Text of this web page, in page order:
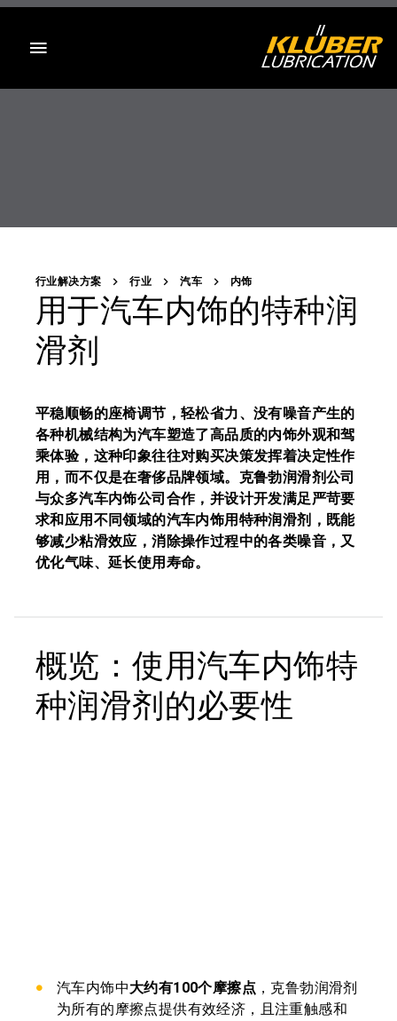
行业解决方案 行业 汽车 内饰
用于汽车内饰的特种润
滑剂
平稳顺畅的座椅调节，轻松省力、没有噪音产生的
各种机械结构为汽车塑造了高品质的内饰外观和驾
乘体验，这种印象往往对购买决策发挥着决定性作
用，而不仅是在奢侈品牌领域。克鲁勃润滑剂公司
与众多汽车内饰公司合作，并设计开发满足严苛要
求和应用不同领域的汽车内饰用特种润滑剂，既能
够减少粘滑效应，消除操作过程中的各类噪音，又
优化气味、延长使用寿命。
概览：使用汽车内饰特
种润滑剂的必要性
汽车内饰中大约有100个摩擦点 ，克鲁勃润滑剂
为所有的摩擦点提供有效经济，且注重触感和